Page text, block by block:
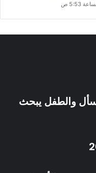
تسأل والطفل يبحث